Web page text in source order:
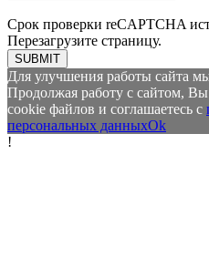
Срок проверки reCAPTCHA
Перезагрузите страницу.
SUBMIT
Для улучшения работы сайта
Продолжая работу с сайтом, Вы
cookie файлов и соглашаетесь с
персональных данныхOk
!